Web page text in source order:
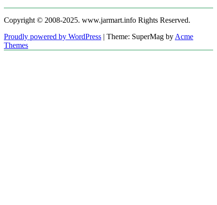
Copyright © 2008-2025. www.jarmart.info Rights Reserved.
Proudly powered by WordPress | Theme: SuperMag by Acme
Themes